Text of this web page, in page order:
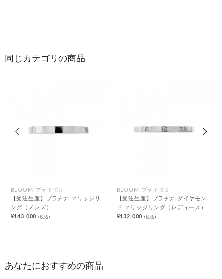
同じカテゴリの商品
BLOOM ブライダル
【受注生産】プラチナ マリッジリ
ング（メンズ）
¥143,000(税込)
BLOOM ブライダル
【受注生産】プラチナ ダイヤモン
ド マリッジリング（レディース）
¥132,000(税込)
あなたにおすすめの商品